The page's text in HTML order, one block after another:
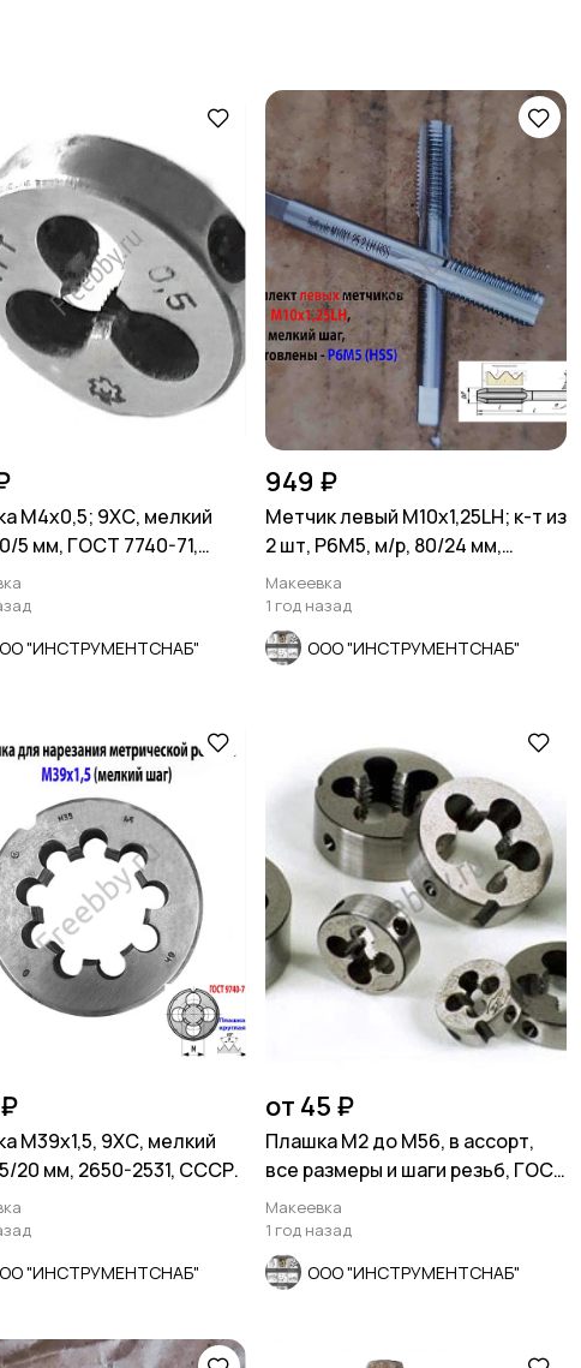
М4х0,5; 9ХС, мелкий
5 мм, ГОСТ 7740-71,
"ИНСТРУМЕНТСНАБ"
949 ₽
Метчик левый М10х1,25LH; к-т из
2 шт, Р6М5, м/р, 80/24 мм,
мелкий шаг
Макеевка
1 год назад
ООО "ИНСТРУМЕНТСНАБ"
М39х1,5, 9ХС, мелкий
20 мм, 2650-2531, СССР.
"ИНСТРУМЕНТСНАБ"
от 45 ₽
Плашка М2 до М56, в ассорт,
все размеры и шаги резьб, ГОСТ
8724–81.
Макеевка
1 год назад
ООО "ИНСТРУМЕНТСНАБ"